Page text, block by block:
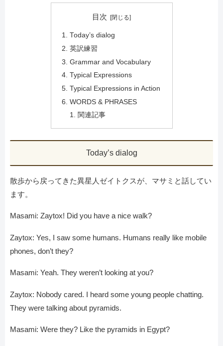
目次
Today’s dialog
英訳練習
Grammar and Vocabulary
Typical Expressions
Typical Expressions in Action
WORDS & PHRASES
関連記事
Today’s dialog
散歩から戻ってきた異星人ゼイトクスが、マサミと話してい
ます。
Masami: Zaytox! Did you have a nice walk?
Zaytox: Yes, I saw some humans. Humans really like mobile
phones, don’t they?
Masami: Yeah. They weren’t looking at you?
Zaytox: Nobody cared. I heard some young people chatting.
They were talking about pyramids.
Masami: Were they? Like the pyramids in Egypt?